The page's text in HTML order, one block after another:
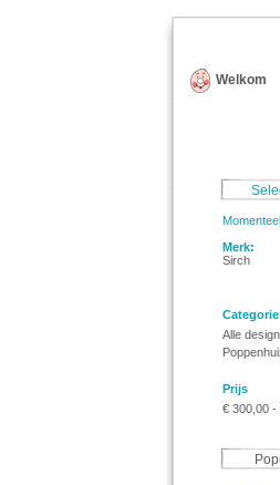
Welkom
Merk:
Sirch
Categorie
Alle
Prijs
€ 300,00 -